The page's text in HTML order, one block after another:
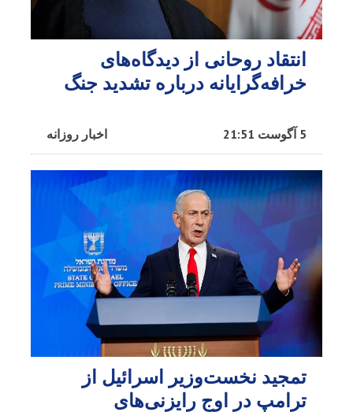
انتقاد روحانی از دیدگاه‌های
خرافه‌گرایانه درباره تشدید جنگ
اخبار روزانه 5 آگوست 21:51
تمجید نخست‌وزیر اسرائیل از
ترامپ در اوج رایزنی‌های